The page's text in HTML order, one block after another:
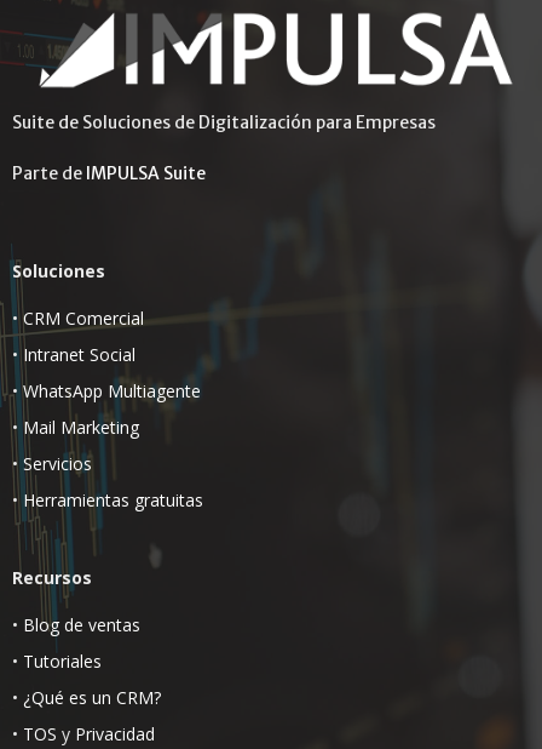
Suite de Soluciones de Digitalización para Empresas
Parte de IMPULSA Suite
Soluciones
•CRM Comercial
• Intranet Social
• WhatsApp Multiagente
• Mail Marketing
• Servicios
• Herramientas gratuitas
Recursos
• Blog de ventas
• Tutoriales
• ¿Qué es un CRM?
• TOS y Privacidad